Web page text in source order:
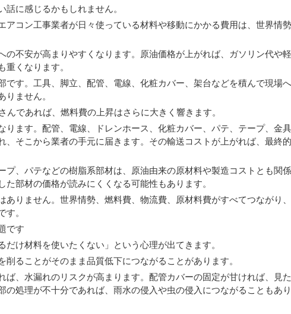
に感じるかもしれません。
アコン工事業者が日々使っている材料や移動にかかる費用は、世界情
の不安が高まりやすくなります。原油価格が上がれば、ガソリン代や
重くなります。
です。工具、脚立、配管、電線、化粧カバー、架台などを積んで現場
りません。
んであれば、燃料費の上昇はさらに大きく響きます。
ります。配管、電線、ドレンホース、化粧カバー、パテ、テープ、金
、そこから業者の手元に届きます。その輸送コストが上がれば、最終
プ、パテなどの樹脂系部材は、原油由来の原材料や製造コストとも関
部材の価格が読みにくくなる可能性もあります。
ありません。世界情勢、燃料費、物流費、原材料費がすべてつながり
す。
です
け材料を使いたくない」という心理が出てきます。
削ることがそのまま品質低下につながることがあります。
ば、水漏れのリスクが高まります。配管カバーの固定が甘ければ、見た
の処理が不十分であれば、雨水の侵入や虫の侵入につながることもあ